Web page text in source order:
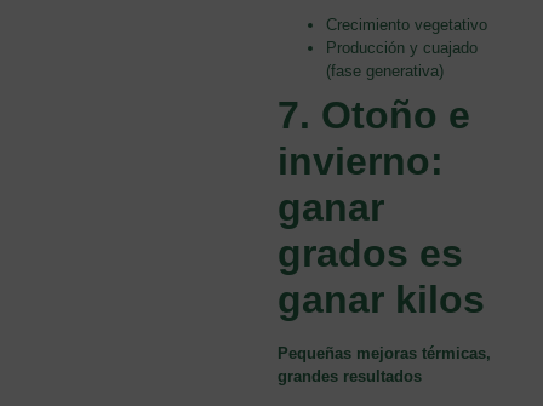
Crecimiento vegetativo
Producción y cuajado
(fase generativa)
7. Otoño e
invierno:
ganar
grados es
ganar kilos
Pequeñas mejoras térmicas,
grandes resultados